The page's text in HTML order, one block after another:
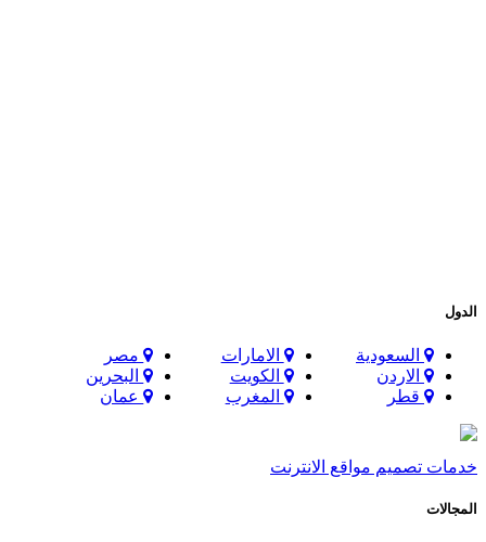
الدول
السعودية الامارات
مصر
الاردن
الكويت
البحرين
قطر
المغرب عمان
خدمات تصميم مواقع الانترنت
المجالات